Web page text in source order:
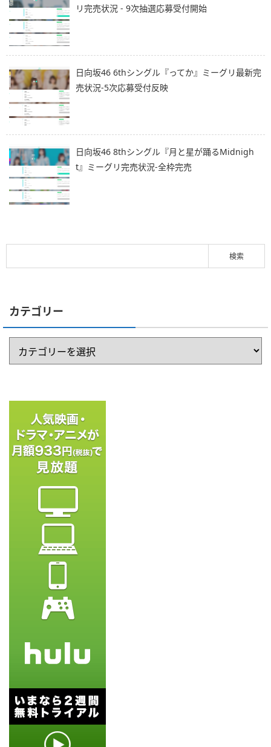
リ完売状況 - 9次抽選応募受付開始
日向坂46 6thシングル『ってか』ミーグリ最新完
売状況-5次応募受付反映
日向坂46 8thシングル『月と星が踊るMidnigh
t』ミーグリ完売状況-全枠完売
カテゴリー